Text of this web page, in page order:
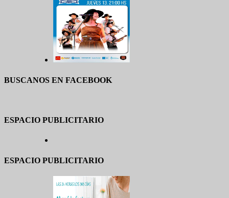
BUSCANOS EN FACEBOOK
ESPACIO PUBLICITARIO
ESPACIO PUBLICITARIO